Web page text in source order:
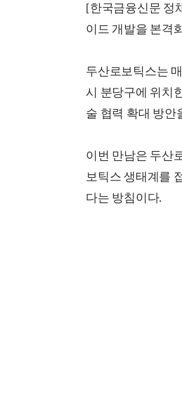
[한국금융신문 정
이드 개발을 본격
두산로보틱스는
시 분당구에 위치
술 협력 확대 방안
이번 만남은 두산
보틱스 생태계를
다는 방침이다.